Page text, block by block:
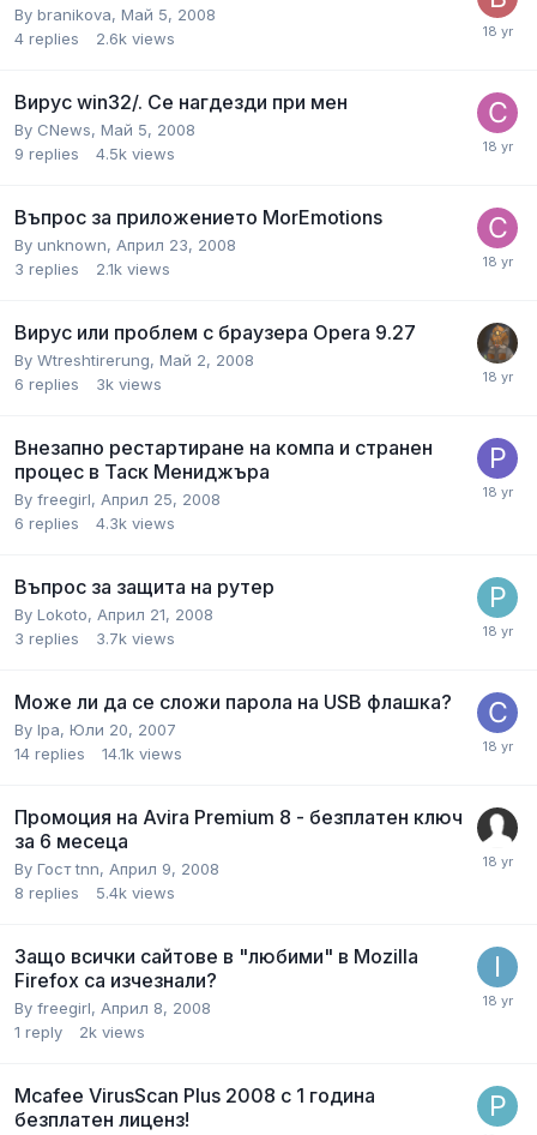
By branikova, Май 5, 2008
4 replies 2.6k views
Вирус win32/. Се нагдезди при мен
By CNews, Май 5, 2008
9 replies 4.5k views
Въпрос за приложението MorEmotions
By unknown, Април 23, 2008
3 replies 2.1k views
Вирус или проблем с браузера Opera 9.27
By Wtreshtirerung, Май 2, 2008
6 replies 3k views
Внезапно рестартиране на компа и странен
процес в Таск Мениджъра
By freegirl, Април 25, 2008
6 replies 4.3k views
Въпрос за защита на рутер
By Lokoto, Април 21, 2008
3 replies 3.7k views
Може ли да се сложи парола на USB флашка?
By lpa, Юли 20, 2007
14 replies 14.1k views
Промоция на Avira Premium 8 - безплатен ключ
за 6 месеца
By Гост tnn, Април 9, 2008
8 replies 5.4k views
Защо всички сайтове в "любими" в Mozilla
Firefox са изчезнали?
By freegirl, Април 8, 2008
1 reply 2k views
Mcafee VirusScan Plus 2008 с 1 година
безплатен лиценз!